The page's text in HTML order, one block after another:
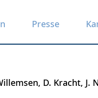
Presse
D. Kracht J.